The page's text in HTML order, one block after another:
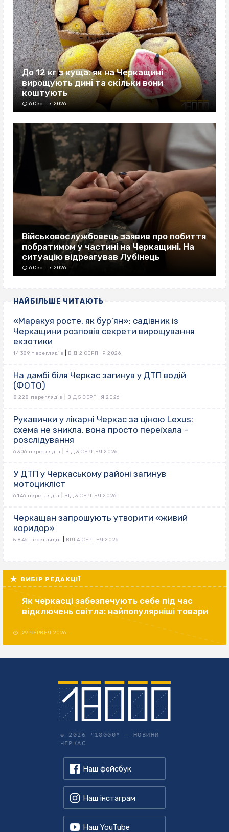
До 12 кг з куща: як на Черкащині
вирощують дині та скільки вони
коштують
6 Серпня 2026
Військовослужбовець заявив про побиття
побратимом у частині на Черкащині. На
ситуацію відреагував Лубінець
6 Серпня 2026
НАЙБІЛЬШЕ ЧИТАЮТЬ
«Маракуя росте, як бур’ян»: садівник із
Черкащини розповів секрети вирощування
екзотики
14 389 переглядів ВІД 2 СЕРПНЯ 2026
На дамбі біля Черкас загинув у ДТП водій
(ФОТО)
8 228 переглядів ВІД 5 СЕРПНЯ 2026
Рукавички у лікарні Черкас за ціною Lexus:
схема не зникла, вона просто переїхала –
розслідування
6 306 переглядів ВІД 3 СЕРПНЯ 2026
У ДТП у Черкаському районі загинув
мотоцикліст
6 146 переглядів ВІД 3 СЕРПНЯ 2026
Черкащан запрошують утворити «живий
коридор»
5 846 переглядів ВІД 4 СЕРПНЯ 2026
ВИБІР РЕДАКЦІЇ
Як черкасці забезпечують себе під час
відключень світла: найпопулярніші товари
29 ЧЕРВНЯ 2026
© 2026 "18000" – НОВИНИ
ЧЕРКАС
Наш фейсбук
Наш інстаграм
Наш YouTube